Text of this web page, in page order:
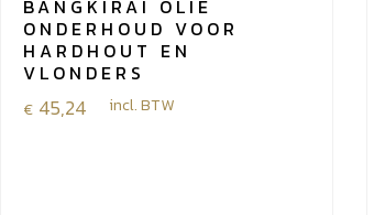
BANGKIRAI OLIE
ONDERHOUD VOOR
HARDHOUT EN
VLONDERS
€ 45,24 incl. BTW